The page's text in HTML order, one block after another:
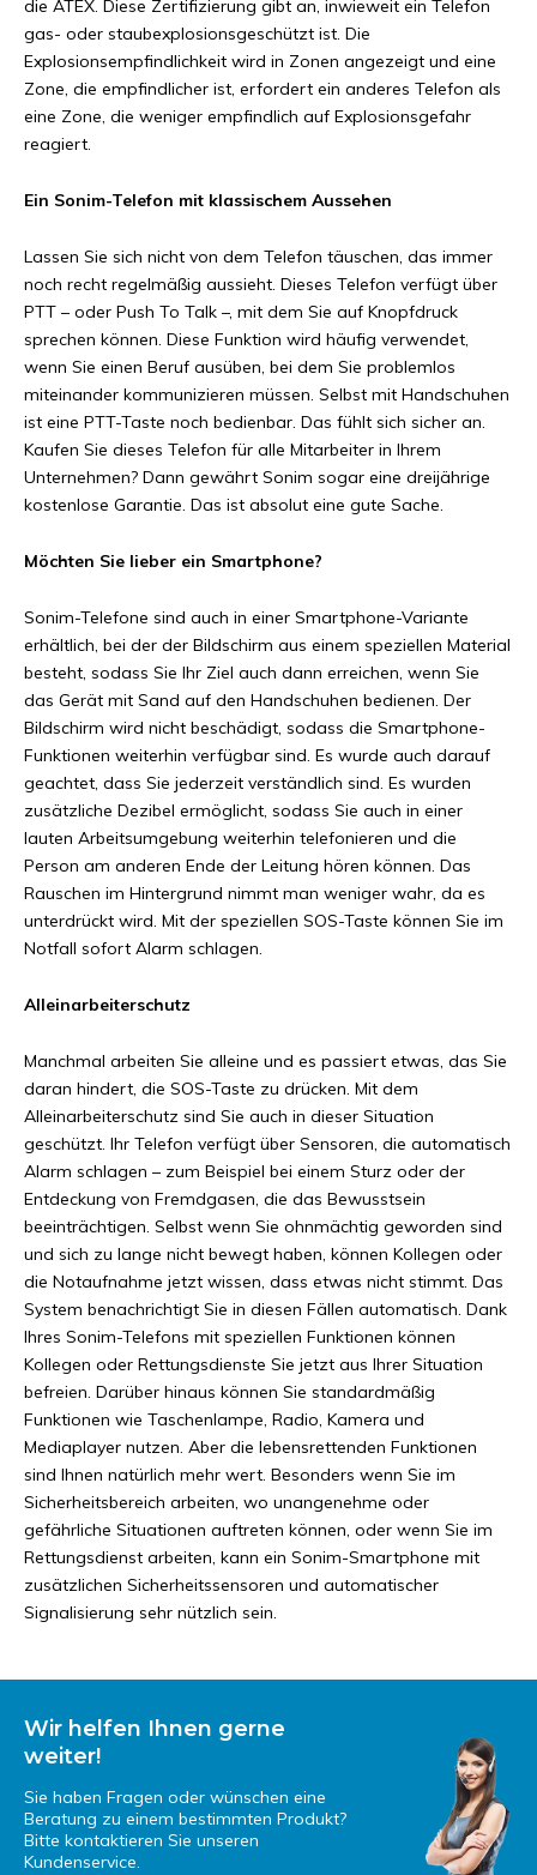
die ATEX. Diese Zertifizierung gibt an, inwieweit ein Telefon
gas- oder staubexplosionsgeschützt ist. Die
Explosionsempfindlichkeit wird in Zonen angezeigt und eine
Zone, die empfindlicher ist, erfordert ein anderes Telefon als
eine Zone, die weniger empfindlich auf Explosionsgefahr
reagiert.
Ein Sonim-Telefon mit klassischem Aussehen
Lassen Sie sich nicht von dem Telefon täuschen, das immer
noch recht regelmäßig aussieht. Dieses Telefon verfügt über
PTT – oder Push To Talk –, mit dem Sie auf Knopfdruck
sprechen können. Diese Funktion wird häufig verwendet,
wenn Sie einen Beruf ausüben, bei dem Sie problemlos
miteinander kommunizieren müssen. Selbst mit Handschuhen
ist eine PTT-Taste noch bedienbar. Das fühlt sich sicher an.
Kaufen Sie dieses Telefon für alle Mitarbeiter in Ihrem
Unternehmen? Dann gewährt Sonim sogar eine dreijährige
kostenlose Garantie. Das ist absolut eine gute Sache.
Möchten Sie lieber ein Smartphone?
Sonim-Telefone sind auch in einer Smartphone-Variante
erhältlich, bei der der Bildschirm aus einem speziellen Material
besteht, sodass Sie Ihr Ziel auch dann erreichen, wenn Sie
das Gerät mit Sand auf den Handschuhen bedienen. Der
Bildschirm wird nicht beschädigt, sodass die Smartphone-
Funktionen weiterhin verfügbar sind. Es wurde auch darauf
geachtet, dass Sie jederzeit verständlich sind. Es wurden
zusätzliche Dezibel ermöglicht, sodass Sie auch in einer
lauten Arbeitsumgebung weiterhin telefonieren und die
Person am anderen Ende der Leitung hören können. Das
Rauschen im Hintergrund nimmt man weniger wahr, da es
unterdrückt wird. Mit der speziellen SOS-Taste können Sie im
Notfall sofort Alarm schlagen.
Alleinarbeiterschutz
Manchmal arbeiten Sie alleine und es passiert etwas, das Sie
daran hindert, die SOS-Taste zu drücken. Mit dem
Alleinarbeiterschutz sind Sie auch in dieser Situation
geschützt. Ihr Telefon verfügt über Sensoren, die automatisch
Alarm schlagen – zum Beispiel bei einem Sturz oder der
Entdeckung von Fremdgasen, die das Bewusstsein
beeinträchtigen. Selbst wenn Sie ohnmächtig geworden sind
und sich zu lange nicht bewegt haben, können Kollegen oder
die Notaufnahme jetzt wissen, dass etwas nicht stimmt. Das
System benachrichtigt Sie in diesen Fällen automatisch. Dank
Ihres Sonim-Telefons mit speziellen Funktionen können
Kollegen oder Rettungsdienste Sie jetzt aus Ihrer Situation
befreien. Darüber hinaus können Sie standardmäßig
Funktionen wie Taschenlampe, Radio, Kamera und
Mediaplayer nutzen. Aber die lebensrettenden Funktionen
sind Ihnen natürlich mehr wert. Besonders wenn Sie im
Sicherheitsbereich arbeiten, wo unangenehme oder
gefährliche Situationen auftreten können, oder wenn Sie im
Rettungsdienst arbeiten, kann ein Sonim-Smartphone mit
zusätzlichen Sicherheitssensoren und automatischer
Signalisierung sehr nützlich sein.
Wir helfen Ihnen gerne
weiter!
Sie haben Fragen oder wünschen eine
Beratung zu einem bestimmten Produkt?
Bitte kontaktieren Sie unseren
Kundenservice.